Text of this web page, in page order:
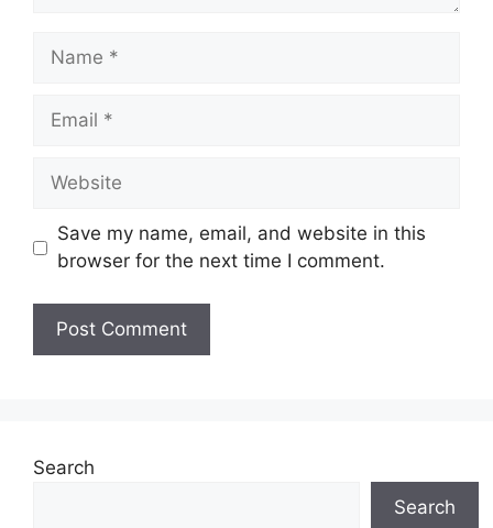
Name
Email
Website
Save my name, email, and website in this
browser for the next time I comment.
Search
Search